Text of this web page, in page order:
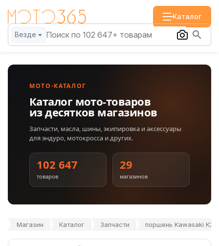
Каталог
Везде
МОТО-КАТАЛОГ
Каталог мото-товаров
из десятков магазинов
Запчасти, масла, шины, экипировка и аксессуары
для эндуро, мотокросса и других.
102 647
товаров
29
магазинов
Магазин Каталог Запчасти поршень Kawasaki KX